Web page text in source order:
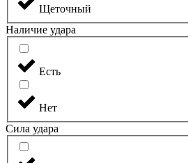
Щеточный
Наличие удара
Есть
Нет
Сила удара